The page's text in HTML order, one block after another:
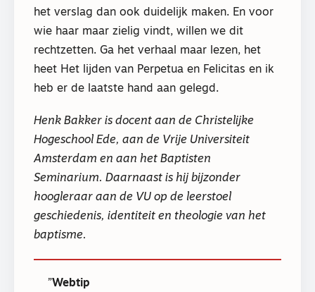
het verslag dan ook duidelijk maken. En voor
wie haar maar zielig vindt, willen we dit
rechtzetten. Ga het verhaal maar lezen, het
heet Het lijden van Perpetua en Felicitas en ik
heb er de laatste hand aan gelegd.
Henk Bakker is docent aan de Christelijke
Hogeschool Ede, aan de Vrije Universiteit
Amsterdam en aan het Baptisten
Seminarium. Daarnaast is hij bijzonder
hoogleraar aan de VU op de leerstoel
geschiedenis, identiteit en theologie van het
baptisme.
Webtip